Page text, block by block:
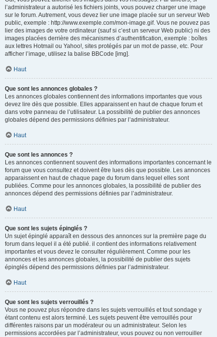
l’administrateur a autorisé les fichiers joints, vous pouvez charger une image
sur le forum. Autrement, vous devez lier une image placée sur un serveur Web
public, exemple : http://www.exemple.com/mon-image.gif. Vous ne pouvez pas
lier des images de votre ordinateur (sauf si c’est un serveur Web public) ni des
images placées derrière des mécanismes d’authentification, exemple : boîtes
aux lettres Hotmail ou Yahoo!, sites protégés par un mot de passe, etc. Pour
afficher l’image, utilisez la balise BBCode [img].
Haut
Que sont les annonces globales ?
Les annonces globales contiennent des informations importantes que vous
devez lire dès que possible. Elles apparaissent en haut de chaque forum et
dans votre panneau de l’utilisateur. La possibilité de publier des annonces
globales dépend des permissions définies par l’administrateur.
Haut
Que sont les annonces ?
Les annonces contiennent souvent des informations importantes concernant le
forum que vous consultez et doivent être lues dès que possible. Les annonces
apparaissent en haut de chaque page du forum dans lequel elles sont
publiées. Comme pour les annonces globales, la possibilité de publier des
annonces dépend des permissions définies par l’administrateur.
Haut
Que sont les sujets épinglés ?
Un sujet épinglé apparaît en dessous des annonces sur la première page du
forum dans lequel il a été publié. il contient des informations relativement
importantes et vous devez le consulter régulièrement. Comme pour les
annonces et les annonces globales, la possibilité de publier des sujets
épinglés dépend des permissions définies par l’administrateur.
Haut
Que sont les sujets verrouillés ?
Vous ne pouvez plus répondre dans les sujets verrouillés et tout sondage y
étant contenu est alors terminé. Les sujets peuvent être verrouillés pour
différentes raisons par un modérateur ou un administrateur. Selon les
permissions accordées par l’administrateur, vous pouvez ou non verrouiller